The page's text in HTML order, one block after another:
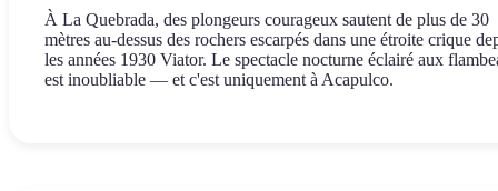
À La Quebrada, des plongeurs courageux sautent de plus de 30
mètres au-dessus des rochers escarpés dans une étroite crique
les années 1930 Viator. Le spectacle nocturne éclairé aux
est inoubliable — et c'est uniquement à Acapulco.